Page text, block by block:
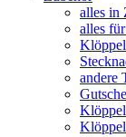
alles in
alles
andere
Klöppel